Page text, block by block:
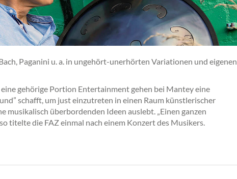
Paganini u. a. in ungehört-unerhörten Variationen und eigenen
gehörige Portion Entertainment gehen bei Mantey eine
schafft, um just einzutreten in einen Raum künstlerischer
musikalisch überbordenden Ideen auslebt. „Einen ganzen
titelte die FAZ einmal nach einem Konzert des Musikers.